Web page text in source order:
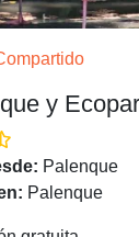
y
Palenque
Palenque